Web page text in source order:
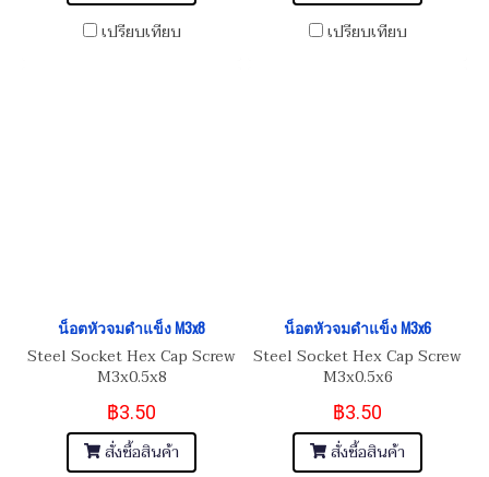
เปรียบเทียบ
เปรียบเทียบ
น็อตหัวจมดำแข็ง M3x8
Steel Socket Hex Cap Screw
M3x0.5x8
฿3.50
สั่งซื้อสินค้า
น็อตหัวจมดำแข็ง M3x6
Steel Socket Hex Cap Screw
M3x0.5x6
฿3.50
สั่งซื้อสินค้า